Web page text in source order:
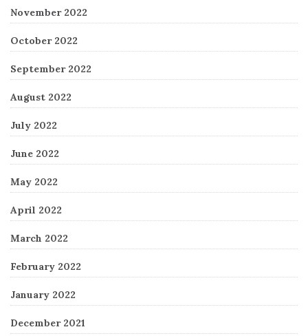
November 2022
October 2022
September 2022
August 2022
July 2022
June 2022
May 2022
April 2022
March 2022
February 2022
January 2022
December 2021